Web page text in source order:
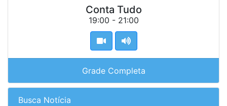
Conta Tudo
19:00 - 21:00
Grade Completa
Busca Notícia